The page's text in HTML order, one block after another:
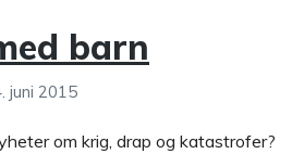
barn
juni 2015
om krig, drap og katastrofer?